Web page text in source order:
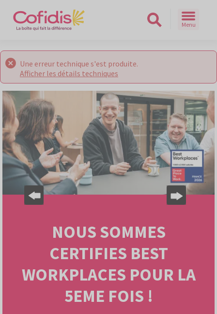
Menu
Une erreur technique s'est produite.
Afficher les détails techniques
NOUS SOMMES
CERTIFIES BEST
WORKPLACES POUR LA
5EME FOIS !